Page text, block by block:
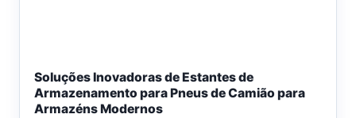
Soluções Inovadoras de Estantes de
Armazenamento para Pneus de Camião para
Armazéns Modernos